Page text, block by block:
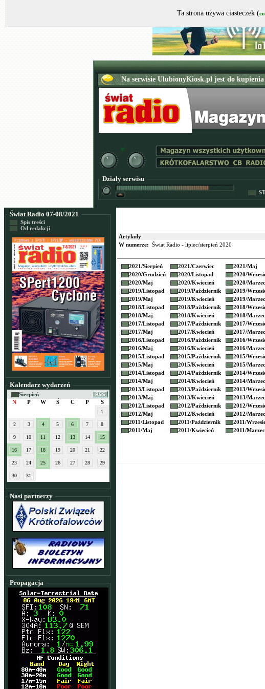
Działy serwisu
Świat Radio 07-08/2021
Spis treści
Od redakcji
Kalendarz wydarzeń
Sierpień
N
P W Ś C P S
1
2 3 4 5 6 7 8
9 10 11 12 13 14 15
16 17 18 19 20 21 22
23 24 25 26 27 28 29
30 31
Nasi partnerzy
Propagacja
Artykuły
W numerze: Świat Radio - lipiec/sierpień 2020
2021/Sierpień 2021/Czerwiec 2021/Maj
2020/Grudzień 2020/Listopad 2020/
2020/Maj 2020/Kwiecień 2020/Marzec
2019/Listopad 2019/Październik 2019/
2019/Maj 2019/Kwiecień 2019/Marzec
2018/Listopad 2018/Październik 2018/
2018/Maj 2018/Kwiecień 2018/Marzec
2017/Listopad 2017/Październik 2017/
2017/Maj 2017/Kwiecień 2017/Marzec
2016/Listopad 2016/Październik 2016/
2016/Maj 2016/Kwiecień 2016/Marzec
2015/Listopad 2015/Październik 2015/
2015/Maj 2015/Kwiecień 2015/Marzec
2014/Listopad 2014/Październik 2014/
2014/Maj 2014/Kwiecień 2014/Marzec
2013/Listopad 2013/Październik 2013/
2013/Maj 2013/Kwiecień 2013/Marzec
2012/Listopad 2012/Październik 2012/
2012/Maj 2012/Kwiecień 2012/Marzec
2011/Listopad 2011/Październik 2011/
2011/Maj 2011/Kwiecień 2011/Marzec
Ta strona używa ciasteczek (